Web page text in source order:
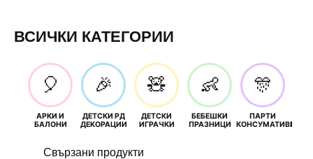
ВСИЧКИ КАТЕГОРИИ
🎈
АРКИ И
БАЛОНИ
🎉
ДЕТСКИ РД
ДЕКОРАЦИИ
🧸
ДЕТСКИ
ИГРАЧКИ
👶
БЕБЕШКИ
ПРАЗНИЦИ
🎊
ПАРТИ
КОНСУМАТИВИ
Свързани продукти